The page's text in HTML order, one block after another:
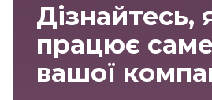
Дізнайтесь,
працює
вашої